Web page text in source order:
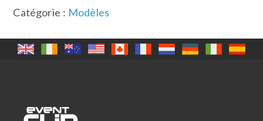
Catégorie : Modèles